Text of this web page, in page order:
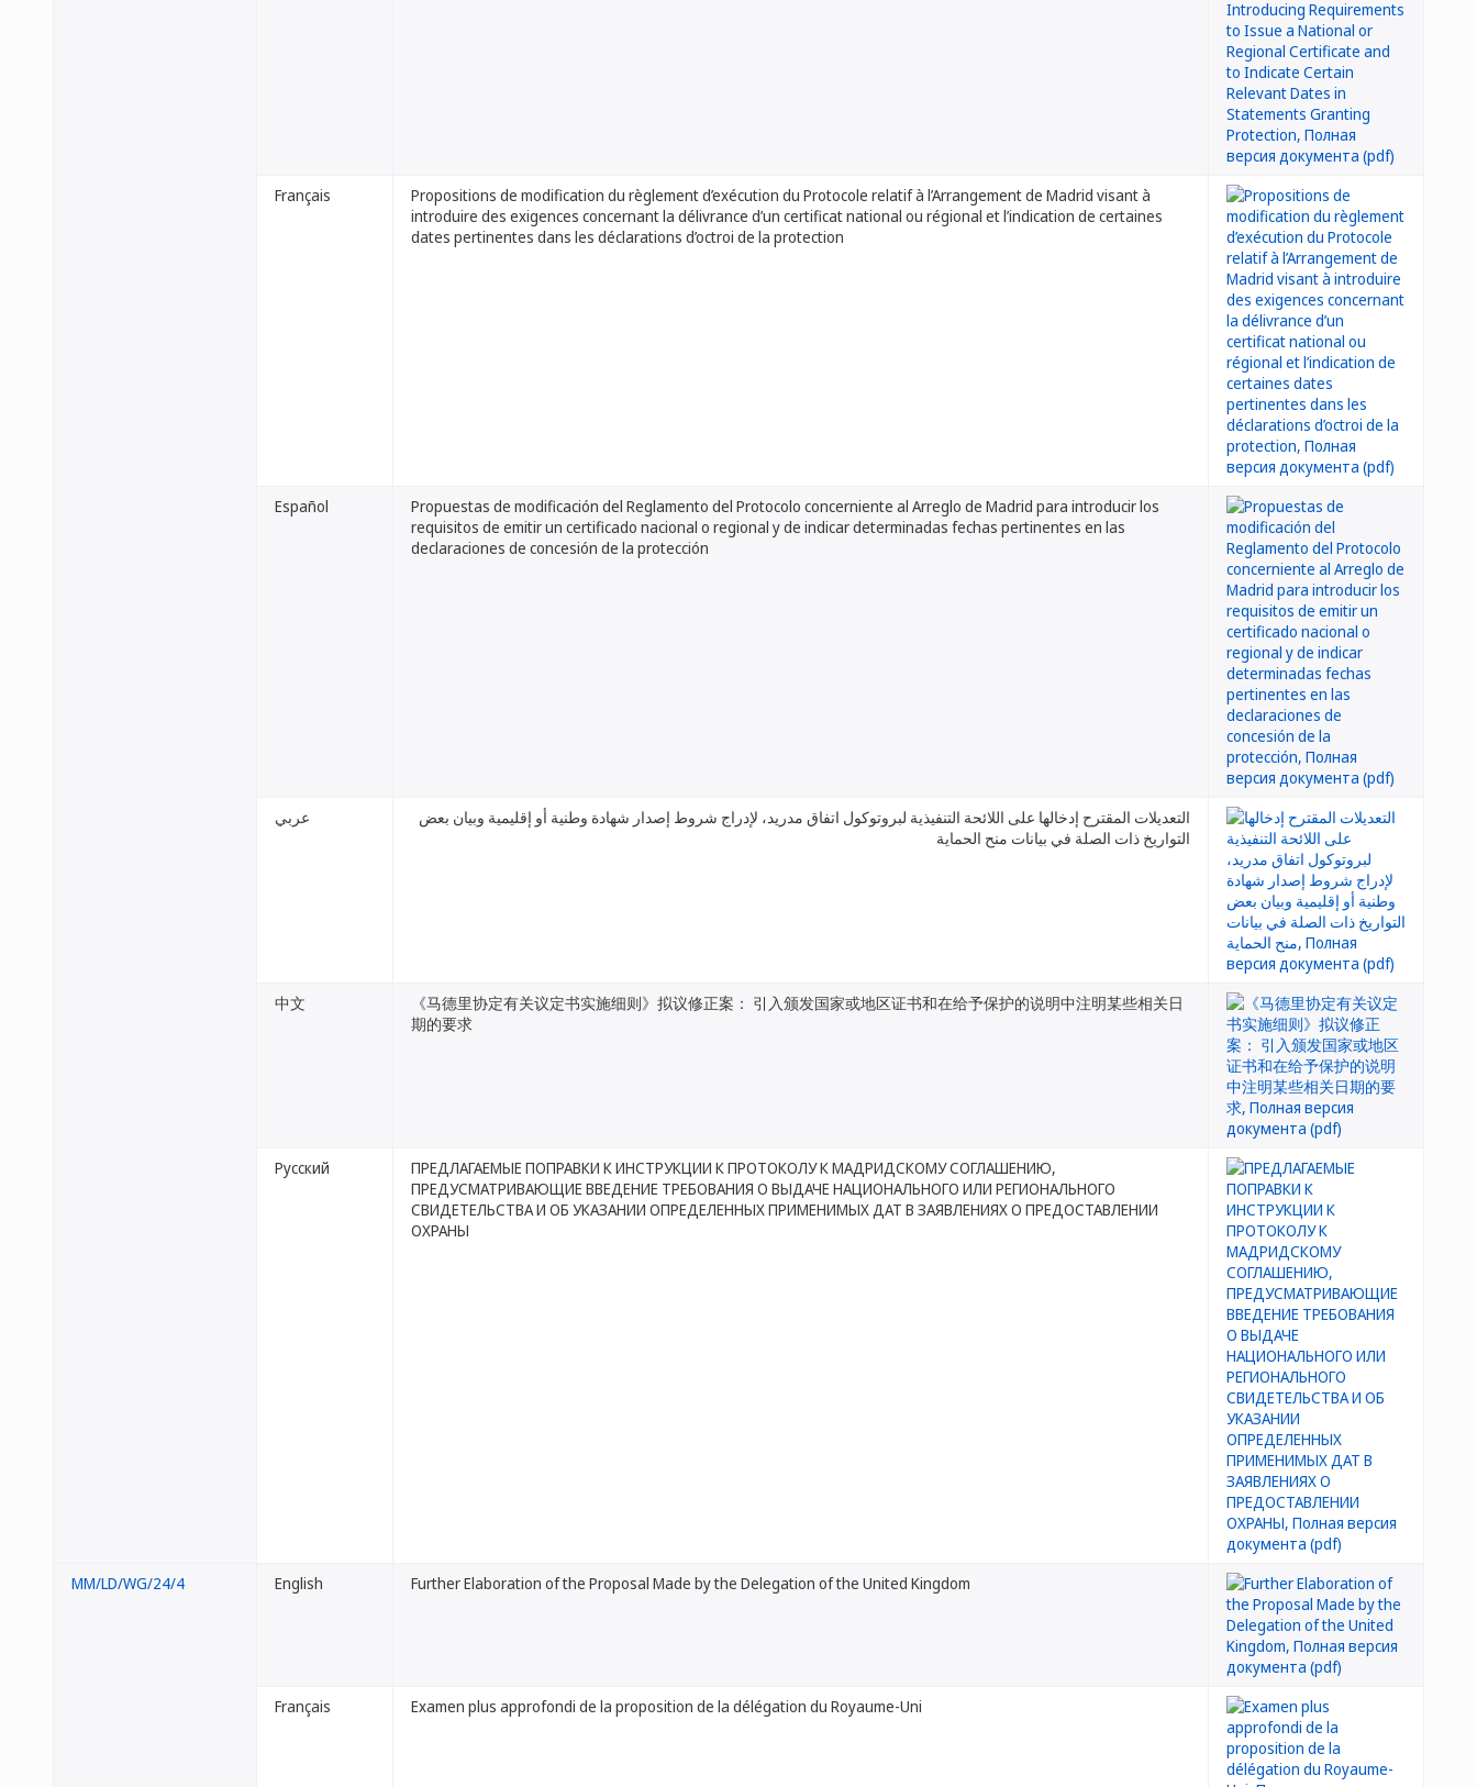
Français
Propositions de modification du règlement d’exécution du Protocole relatif à l’Arrangement de Madrid visant à
introduire des exigences concernant la délivrance d’un certificat national ou régional et l’indication de certaines
dates pertinentes dans les déclarations d’octroi de la protection
Español
Propuestas de modificación del Reglamento del Protocolo concerniente al Arreglo de Madrid para introducir los
requisitos de emitir un certificado nacional o regional y de indicar determinadas fechas pertinentes en las
declaraciones de concesión de la protección
عربي
التعديلات المقترح إدخالها على اللائحة التنفيذية لبروتوكول اتفاق مدريد، لإدراج شروط إصدار شهادة وطنية أو إقليمية وبيان بعض
التواريخ ذات الصلة في بيانات منح الحماية
中文
《马德里协定有关议定书实施细则》拟议修正案： 引入颁发国家或地区证书和在给予保护的说明中注明某些相关日
期的要求
Русский
ПРЕДЛАГАЕМЫЕ ПОПРАВКИ К ИНСТРУКЦИИ К ПРОТОКОЛУ К МАДРИДСКОМУ СОГЛАШЕНИЮ,
ПРЕДУСМАТРИВАЮЩИЕ ВВЕДЕНИЕ ТРЕБОВАНИЯ О ВЫДАЧЕ НАЦИОНАЛЬНОГО ИЛИ РЕГИОНАЛЬНОГО
СВИДЕТЕЛЬСТВА И ОБ УКАЗАНИИ ОПРЕДЕЛЕННЫХ ПРИМЕНИМЫХ ДАТ В ЗАЯВЛЕНИЯХ О ПРЕДОСТАВЛЕНИИ
ОХРАНЫ
MM/LD/WG/24/4 English Further Elaboration of the Proposal Made by the Delegation of the United Kingdom
Français Examen plus approfondi de la proposition de la délégation du Royaume-Uni